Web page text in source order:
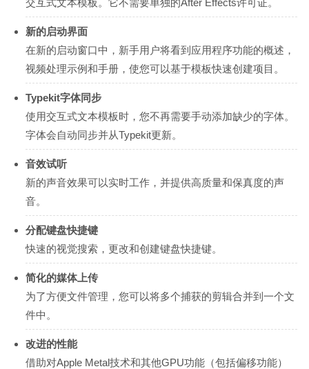
新的启动界面
在新的启动窗口中，新手用户将看到应用程序功能的概述，
视频处理示例和手册，使您可以基于模板快速创建项目。
Typekit字体同步
使用交互式文本模板时，您不再需要手动添加缺少的字体。
字体会自动同步并从Typekit更新。
音效试听
新的声音效果可以实时工作，并提供高质量和保真度的声
音。
分配键盘快捷键
快速的视觉搜索，更改和创建键盘快捷键。
简化的媒体上传
为了方便文件管理，您可以将多个捕获的剪辑合并到一个文
件中。
改进的性能
借助对Apple Metal技术和其他GPU功能（包括偏移功能）